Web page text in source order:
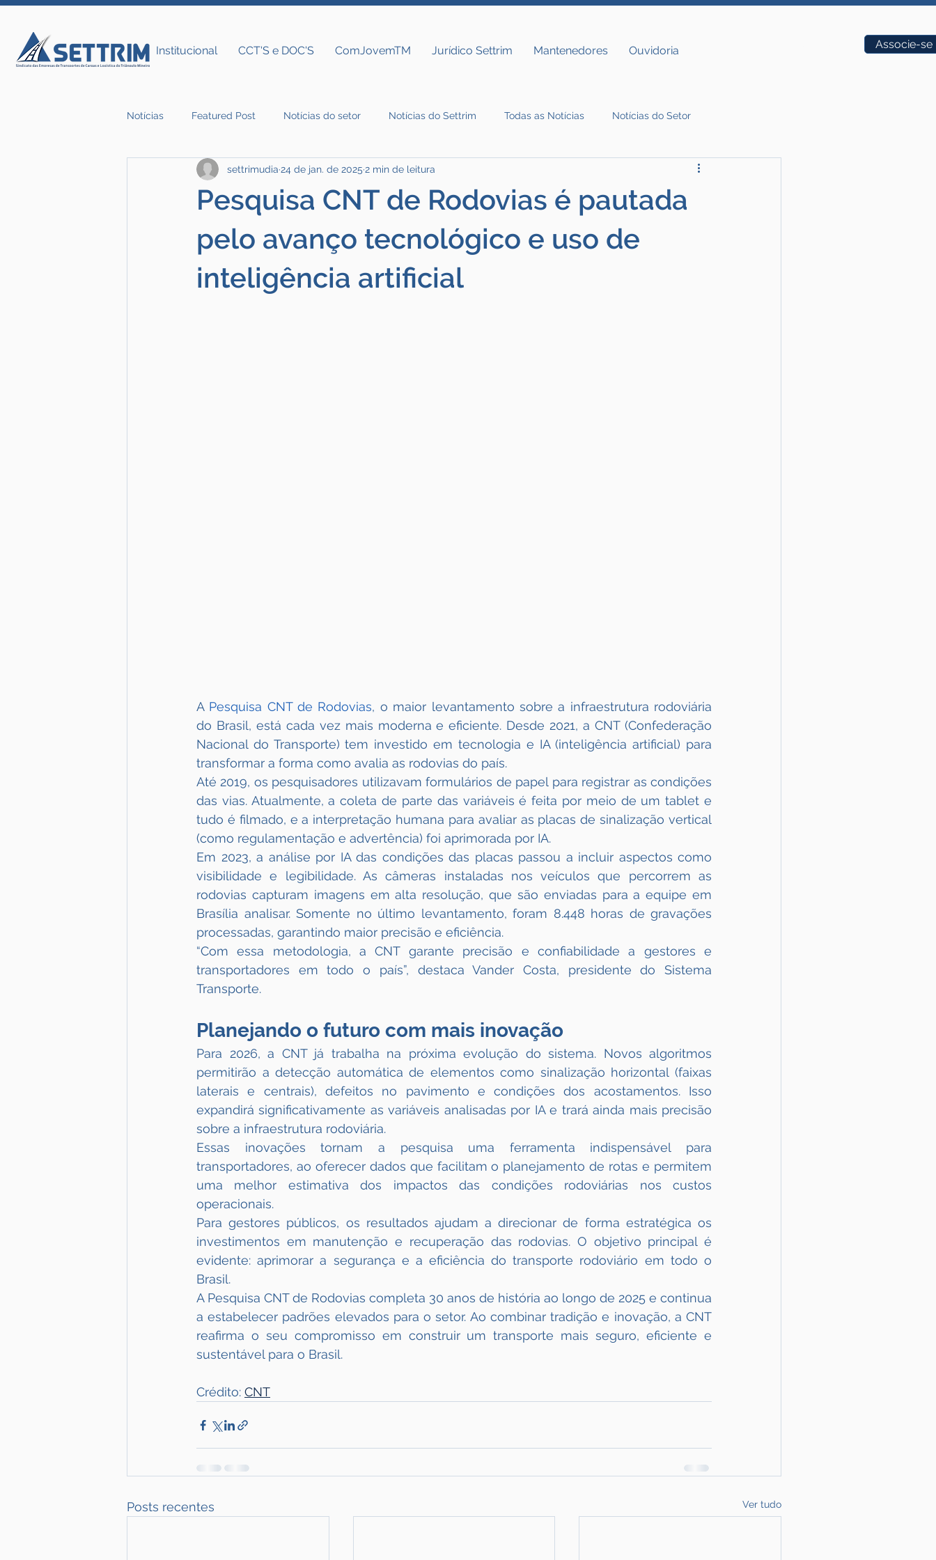
Institucional CCT'S e DOC'S ComJovemTM Jurídico Settrim Mantenedores Ouvidoria Associe-se
Notícias Featured Post Notícias do setor Notícias do Settrim Todas as Notícias Notícias do Setor
Notícias do Settrim
Pesquisa CNT de Rodovias é pautada
pelo avanço tecnológico e uso de
inteligência artificial
settrimudia 24 de jan. de 2025 2 min de leitura
A Pesquisa CNT de Rodovias, o maior levantamento sobre a infraestrutura rodoviária
do Brasil, está cada vez mais moderna e eficiente. Desde 2021, a CNT (Confederação
Nacional do Transporte) tem investido em tecnologia e IA (inteligência artificial) para
transformar a forma como avalia as rodovias do país.
Até 2019, os pesquisadores utilizavam formulários de papel para registrar as condições
das vias. Atualmente, a coleta de parte das variáveis é feita por meio de um tablet e
tudo é filmado, e a interpretação humana para avaliar as placas de sinalização vertical
(como regulamentação e advertência) foi aprimorada por IA.
Em 2023, a análise por IA das condições das placas passou a incluir aspectos como
visibilidade e legibilidade. As câmeras instaladas nos veículos que percorrem as
rodovias capturam imagens em alta resolução, que são enviadas para a equipe em
Brasília analisar. Somente no último levantamento, foram 8.448 horas de gravações
processadas, garantindo maior precisão e eficiência.
“Com essa metodologia, a CNT garante precisão e confiabilidade a gestores e
transportadores em todo o país”, destaca Vander Costa, presidente do Sistema
Transporte.
Planejando o futuro com mais inovação
Para 2026, a CNT já trabalha na próxima evolução do sistema. Novos algoritmos
permitirão a detecção automática de elementos como sinalização horizontal (faixas
laterais e centrais), defeitos no pavimento e condições dos acostamentos. Isso
expandirá significativamente as variáveis analisadas por IA e trará ainda mais precisão
sobre a infraestrutura rodoviária.
Essas inovações tornam a pesquisa uma ferramenta indispensável para
transportadores, ao oferecer dados que facilitam o planejamento de rotas e permitem
uma melhor estimativa dos impactos das condições rodoviárias nos custos
operacionais.
Para gestores públicos, os resultados ajudam a direcionar de forma estratégica os
investimentos em manutenção e recuperação das rodovias. O objetivo principal é
evidente: aprimorar a segurança e a eficiência do transporte rodoviário em todo o
Brasil.
A Pesquisa CNT de Rodovias completa 30 anos de história ao longo de 2025 e continua
a estabelecer padrões elevados para o setor. Ao combinar tradição e inovação, a CNT
reafirma o seu compromisso em construir um transporte mais seguro, eficiente e
sustentável para o Brasil.
Crédito: CNT
Posts recentes Ver tudo